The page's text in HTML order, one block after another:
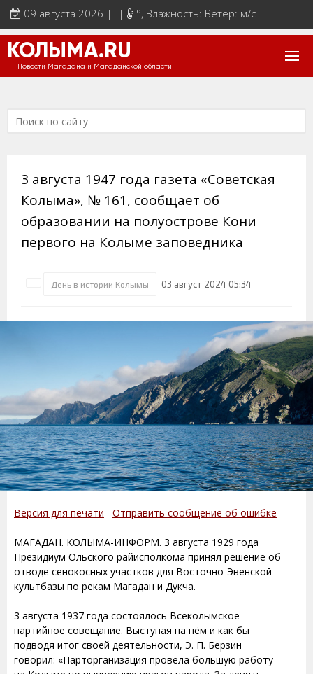
09 августа 2026 | | °, Влажность: Ветер: м/с
КОЛЫМА.RU
Новости Магадана и Магаданской области
3 августа 1947 года газета «Советская
Колыма», № 161, сообщает об
образовании на полуострове Кони
первого на Колыме заповедника
День в истории Колымы 03 август 2024 05:34
Версия для печати Отправить сообщение об ошибке
МАГАДАН. КОЛЫМА-ИНФОРМ. 3 августа 1929 года
Президиум Ольского райисполкома принял решение об
отводе сенокосных участков для Восточно-Эвенской
культбазы по рекам Магадан и Дукча.
3 августа 1937 года состоялось Всеколымское
партийное совещание. Выступая на нём и как бы
подводя итог своей деятельности, Э. П. Берзин
говорил: «Парторганизация провела большую работу